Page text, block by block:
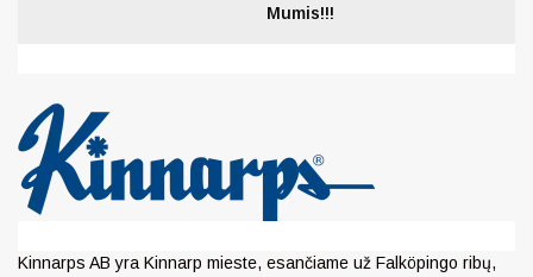
Mumis!!!
Kinnarps AB yra Kinnarp mieste, esančiame už Falköpingo ribų,